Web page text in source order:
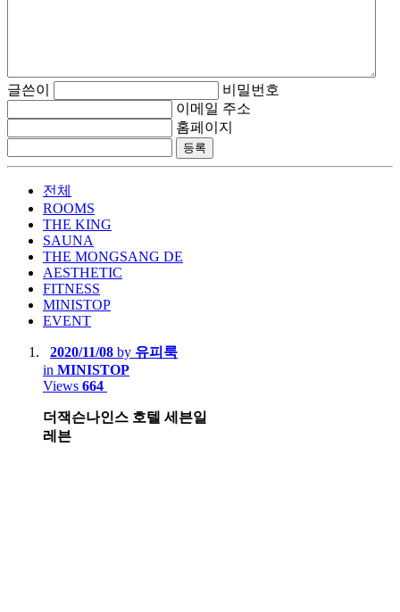
글쓴이
비밀번호
이메일 주소
홈페이지
전체
ROOMS
THE KING
SAUNA
THE MONGSANG DE
AESTHETIC
FITNESS
MINISTOP
EVENT
2020/11/08 by 유피룩
in MINISTOP
Views 664
더잭슨나인스 호텔 세븐일
레븐